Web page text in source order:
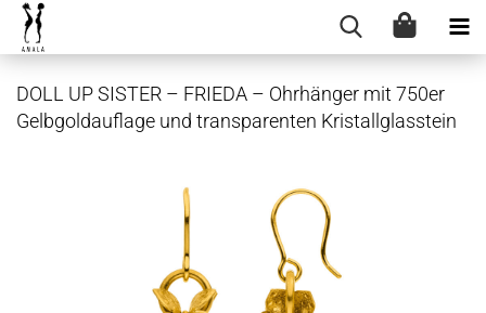
DOLL UP SIS­TER – FRIE­DA – Ohr­hän­ger mit 750er
Gelb­gold­auf­la­ge und trans­pa­ren­ten Kris­tall­glas­stein